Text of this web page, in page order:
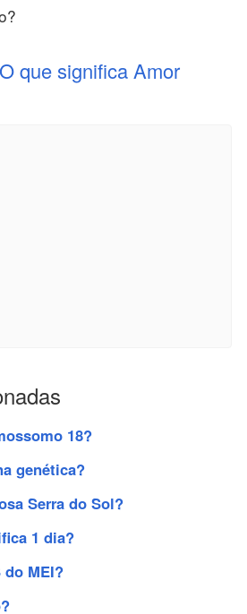
O que significa Amor
18?
genética?
Serra do Sol?
1 dia?
MEI?